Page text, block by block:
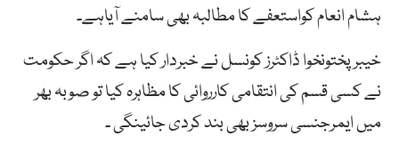
ہشام انعام کواستعفے کا مطالبہ بھی سامنے آیاہے۔
خیبر پختونخوا ڈاکٹرز کونسل نے خبردار کیا ہے کہ اگر حکومت
نے کسی قسم کی انتقامی کارروائی کا مظاہرہ کیا تو صوبہ بھر
میں ایمرجنسی سروسز بھی بند کردی جائینگی ۔